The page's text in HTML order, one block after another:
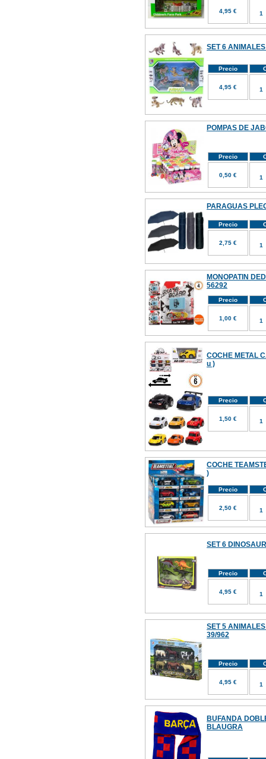
4,95 €
SET 6
Precio
4,95 €
POMPAS DE
Precio
0,50 €
PARAGUAS
Precio
2,75 €
MONOPATIN
56292
Precio
1,00 €
COCHE METAL
u )
Precio
1,50 €
COCHE
)
Precio
2,50 €
SET 6
Precio
4,95 €
SET 5
39/962
Precio
4,95 €
BUFANDA
BLAUGRA